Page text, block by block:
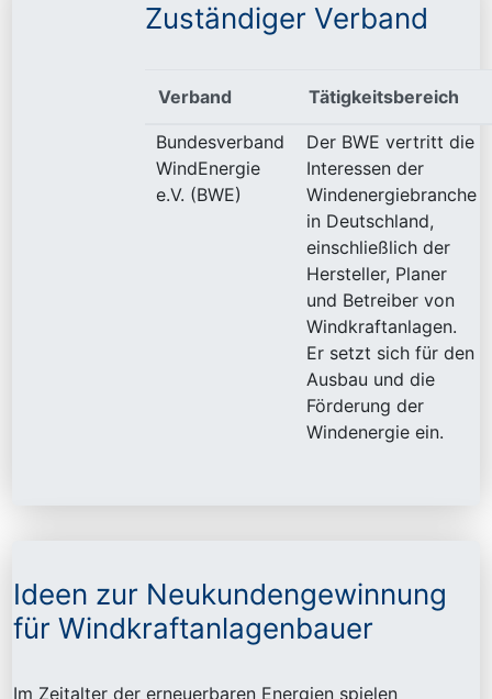
Zuständiger Verband
Verband Tätigkeitsbereich
Bundesverband
WindEnergie
e.V. (BWE)
Der BWE vertritt die
Interessen der
Windenergiebranche
in Deutschland,
einschließlich der
Hersteller, Planer
und Betreiber von
Windkraftanlagen.
Er setzt sich für den
Ausbau und die
Förderung der
Windenergie ein.
Ideen zur Neukundengewinnung
für Windkraftanlagenbauer
Im Zeitalter der erneuerbaren Energien spielen